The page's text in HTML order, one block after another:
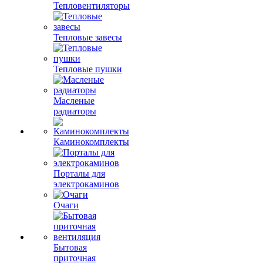
Тепловентиляторы
Тепловые завесы
Тепловые пушки
Масленые
радиаторы
Каминокомплекты
Порталы для
электрокаминов
Очаги
Бытовая
приточная